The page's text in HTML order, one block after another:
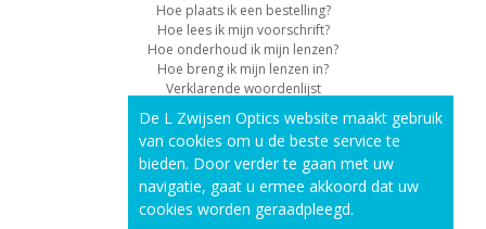
Hoe plaats ik een bestelling?
Hoe lees ik mijn voorschrift?
Hoe onderhoud ik mijn lenzen?
Hoe breng ik mijn lenzen in?
Verklarende woordenlijst
KLANTENSERVICE
Informatie over de levering
Informatie over de betaling
Retourvoorwaarden
ONZE PRODUCTEN
De L Zwijsen Optics website maakt gebruik
van cookies om u de beste service te
bieden. Door verder te gaan met uw
navigatie, gaat u ermee akkoord dat uw
cookies worden geraadpleegd.